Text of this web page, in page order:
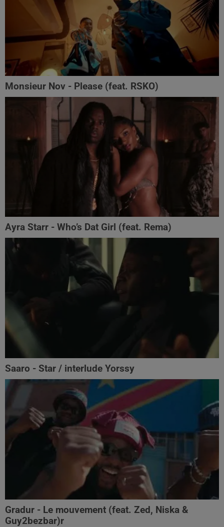
Monsieur Nov‬ - Please (feat. RSKO)
Ayra Starr - Who’s Dat Girl (feat. Rema)
Saaro - Star / interlude Yorssy
Gradur - Le mouvement (feat. Zed, Niska &
Guy2bezbar)r